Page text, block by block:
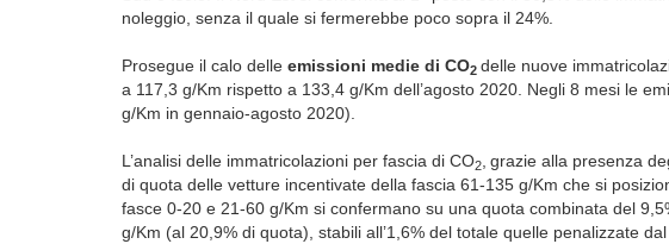
noleggio, senza il quale si fermerebbe poco sopra il 24%.
Prosegue il calo delle emissioni medie di CO2 delle nuove
a 117,3 g/Km rispetto a 133,4 g/Km dell’agosto 2020. Negli 8 mesi le
g/Km in gennaio-agosto 2020).
L’analisi delle immatricolazioni per fascia di CO2 grazie alla presenza
di quota delle vetture incentivate della fascia 61-135 g/Km che si
fasce 0-20 e 21-60 g/Km si confermano su una quota combinata del
g/Km (al 20,9% di quota), stabili all’1,6% del totale quelle penalizzate